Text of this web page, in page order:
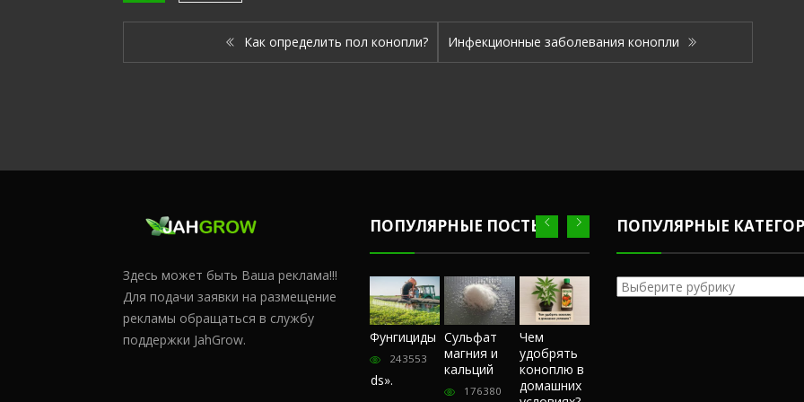
Как определить пол конопли? Инфекционные заболевания конопли
Здесь может быть Ваша реклама!!!
Для подачи заявки на размещение
рекламы обращаться в службу
поддержки JahGrow.
ПОПУЛЯРНЫЕ ПОСТЫ
Сульфат
магния и
Чем
Честный
«Hohlandseeds».
Фунгициды
243553
Сульфат
магния и
кальций
176380
Чем
удобрять
коноплю в
домашних
ПОПУЛЯРНЫЕ
Популярные